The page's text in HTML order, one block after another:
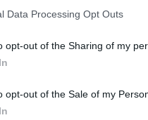
Data Processing Opt Outs
opt-out of the Sharing of my
opt-out of the Sale of my
“το φως”: “με ένα νόμο
λαός πλήρωσε τα
Ποιος είπε πως οι